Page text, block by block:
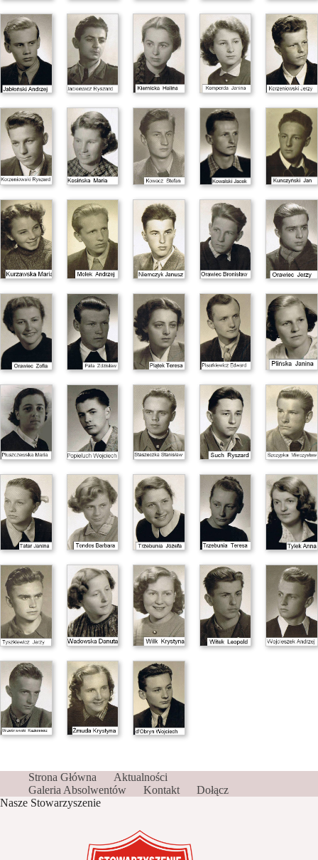
Strona Główna
Aktualności
Galeria Absolwentów
Kontakt
Dołącz
Nasze Stowarzyszenie